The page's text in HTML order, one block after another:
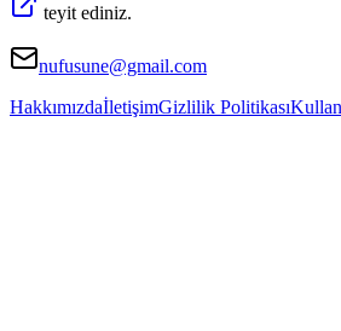
teyit ediniz.
nufusune@gmail.com
HakkımızdaİletişimGizlilik Politikası